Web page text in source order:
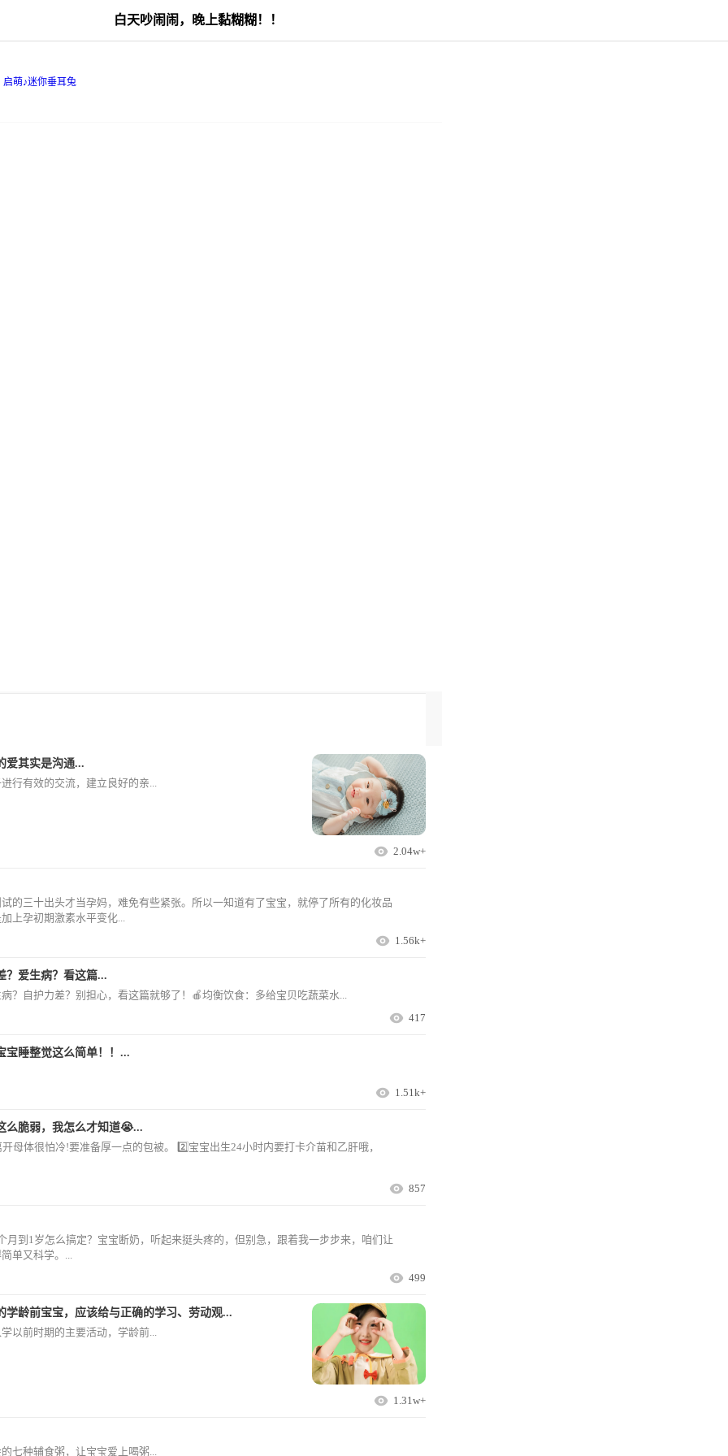
白天吵闹闹，晚上黏糊糊！！
启萌♪迷你垂耳兔
爱其实是沟通...
行有效的交流，建立良好的亲...
2.04w+
的三十出头才当孕妈，难免有些紧张。所以一知道有了宝宝，就停了所有的化妆品
上孕初期激素水平变化...
1.56k+
？爱生病？看这篇...
？自护力差？别担心，看这篇就够了！🍎均衡饮食：多给宝贝吃蔬菜水...
417
宝睡整觉这么简单！！...
1.51k+
么脆弱，我怎么才知道😭...
母体很怕冷!要准备厚一点的包被。 2️⃣宝宝出生24小时内要打卡介苗和乙肝哦，
857
月到1岁怎么搞定？宝宝断奶，听起来挺头疼的，但别急，跟着我一步步来，咱们让
单又科学。...
499
学龄前宝宝，应该给与正确的学习、劳动观...
以前时期的主要活动，学龄前...
1.31w+
七种辅食粥，让宝宝爱上喝粥...